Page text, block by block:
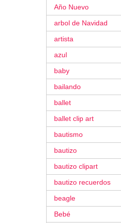
Año Nuevo
arbol de Navidad
artista
azul
baby
bailando
ballet
ballet clip art
bautismo
bautizo
bautizo clipart
bautizo recuerdos
beagle
Bebé